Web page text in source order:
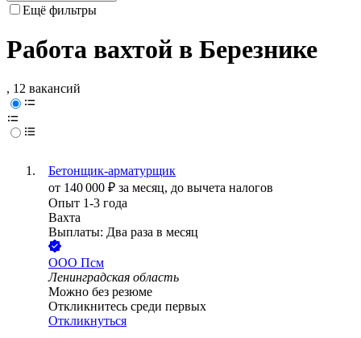
Ещё фильтры
Работа вахтой в Березнике
, 12 вакансий
Бетонщик-арматурщик
от 140 000 ₽ за месяц, до вычета налогов
Опыт 1-3 года
Вахта
Выплаты: Два раза в месяц
ООО Псм
Ленинградская область
Можно без резюме
Откликнитесь среди первых
Откликнуться